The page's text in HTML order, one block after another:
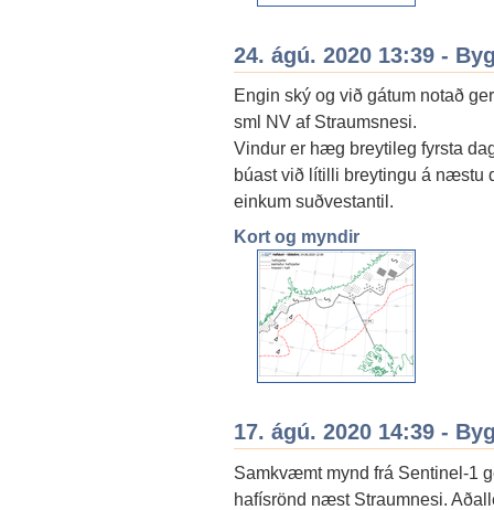
24. ágú. 2020 13:39 -
Engin ský og við gátum notað
sml NV af Straumsnesi.
Vindur er hæg breytileg fyrsta
búast við lítilli breytingu á næstu
einkum suðvestantil.
Kort og myndir
17. ágú. 2020 14:39 -
Samkvæmt mynd frá Sentinel-1
hafísrönd næst Straumnesi.